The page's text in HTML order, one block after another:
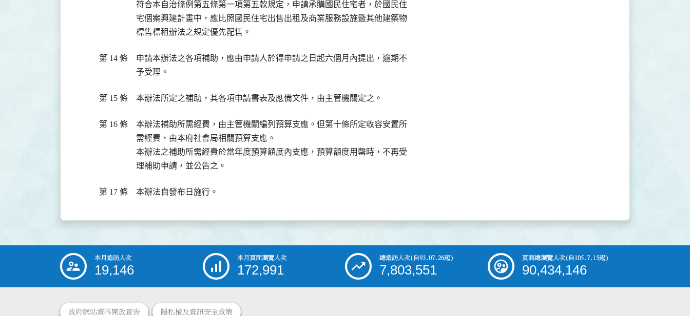
符合本自治條例第五條第一項第五款規定，申請承購國民住宅者，於國民住
宅個案興建計畫中，應比照國民住宅出售出租及商業服務設施暨其他建築物
標售標租辦法之規定優先配售。
第 14 條
申請本辦法之各項補助，應由申請人於得申請之日起六個月內提出，逾期不
予受理。
第 15 條 本辦法所定之補助，其各項申請書表及應備文件，由主管機關定之。
第 16 條
本辦法補助所需經費，由主管機關編列預算支應。但第十條所定收容安置所
需經費，由本府社會局相關預算支應。
本辦法之補助所需經費於當年度預算額度內支應，預算額度用罄時，不再受
理補助申請，並公告之。
第 17 條 本辦法自發布日施行。
::: 本月造訪人次
19,146
本月頁面瀏覽人次
172,991
總造訪人次(自93.07.26起)
7,803,551
頁面總瀏覽人次(自105.7.15起)
90,434,146
政府網站資料開放宣告 隱私權及資訊安全政策